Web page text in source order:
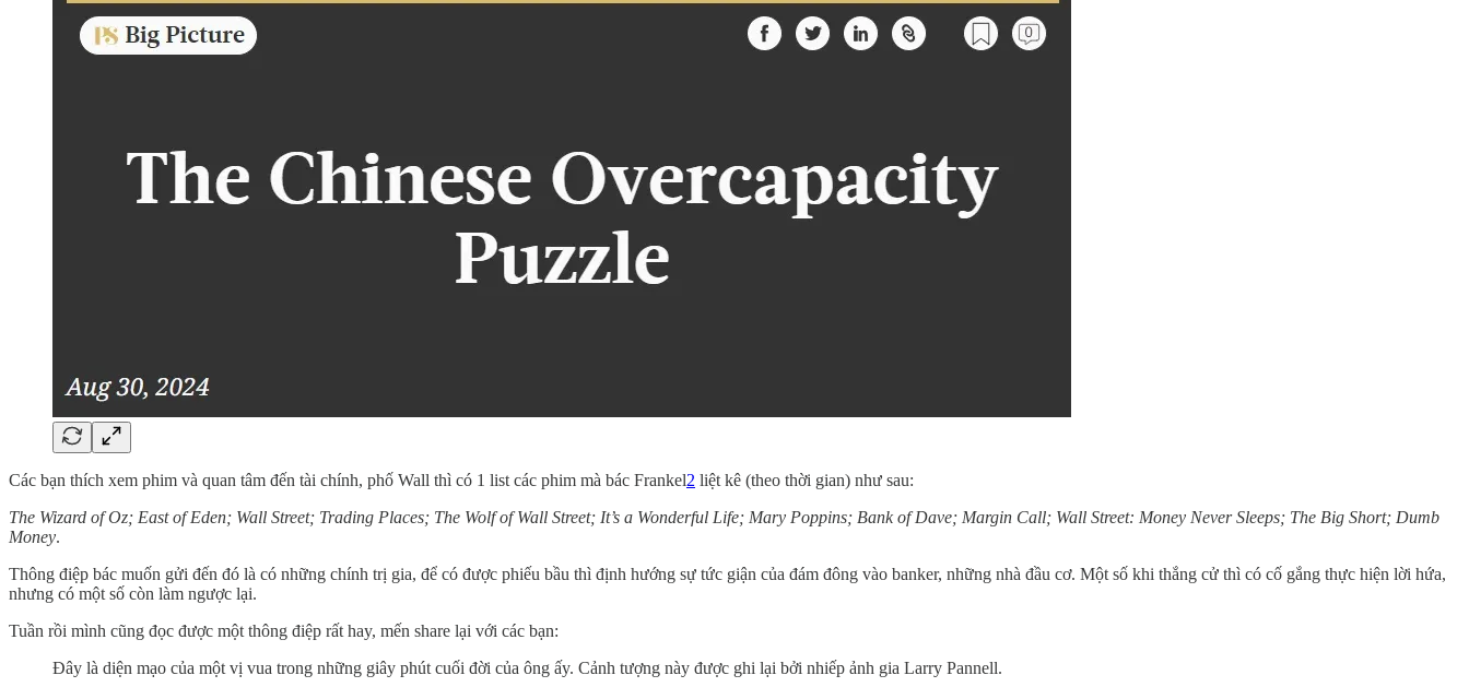
Các bạn thích xem phim và quan tâm đến tài chính, phố Wall thì có 1 list các phim mà bác Frankel2 liệt kê (theo thời gian) như sau:
The Wizard of Oz; East of Eden; Wall Street; Trading Places; The Wolf of Wall Street; It’s a Wonderful Life; Mary Poppins; Bank of Dave; Margin Call; Wall Street: Money Never Sleeps; The Big Short; Dumb
Money.
Thông điệp bác muốn gửi đến đó là có những chính trị gia, để có được phiếu bầu thì định hướng sự tức giận của đám đông vào banker, những nhà đầu cơ. Một số khi thắng cử thì có cố gắng thực hiện lời hứa,
nhưng có một số còn làm ngược lại.
Tuần rồi mình cũng đọc được một thông điệp rất hay, mến share lại với các bạn:
Đây là diện mạo của một vị vua trong những giây phút cuối đời của ông ấy. Cảnh tượng này được ghi lại bởi nhiếp ảnh gia Larry Pannell.